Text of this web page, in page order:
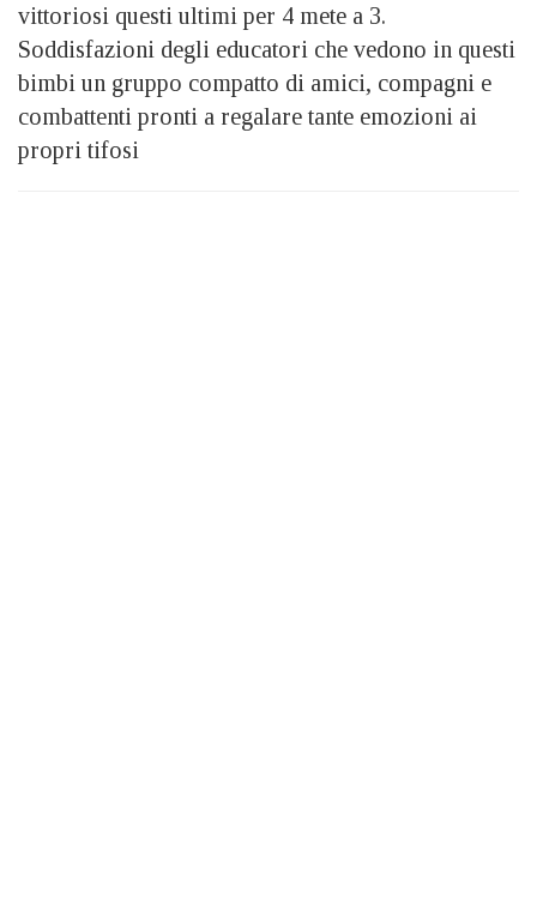
vittoriosi questi ultimi per 4 mete a 3.
Soddisfazioni degli educatori che vedono in questi
bimbi un gruppo compatto di amici, compagni e
combattenti pronti a regalare tante emozioni ai
propri tifosi